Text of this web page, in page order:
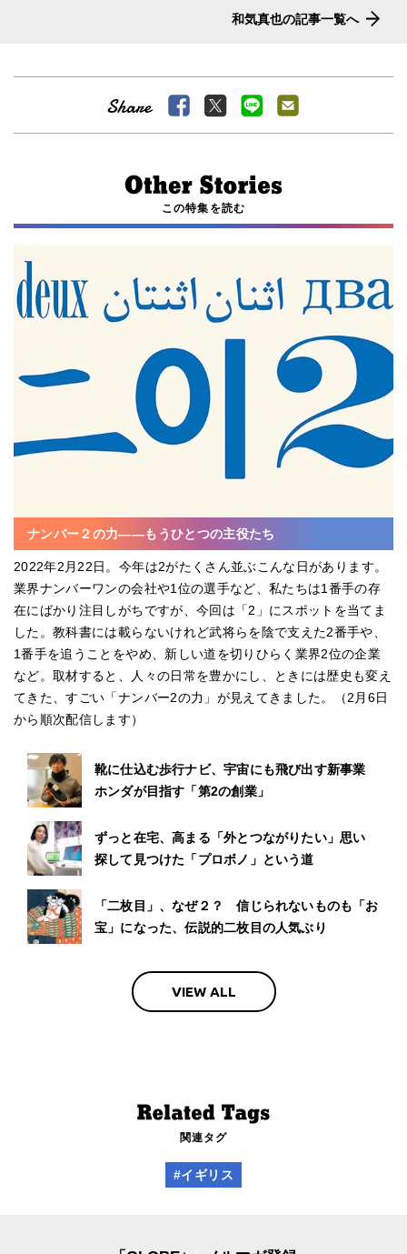
和気真也の記事一覧へ
この特集を読む
ナンバー２の力――もうひとつの主役たち
2022年2月22日。今年は2がたくさん並ぶこんな日があります。
業界ナンバーワンの会社や1位の選手など、私たちは1番手の存
在にばかり注目しがちですが、今回は「2」にスポットを当てま
した。教科書には載らないけれど武将らを陰で支えた2番手や、
1番手を追うことをやめ、新しい道を切りひらく業界2位の企業
など。取材すると、人々の日常を豊かにし、ときには歴史も変え
てきた、すごい「ナンバー2の力」が見えてきました。（2月6日
から順次配信します）
靴に仕込む歩行ナビ、宇宙にも飛び出す新事業
ホンダが目指す「第2の創業」
ずっと在宅、高まる「外とつながりたい」思い
探して見つけた「プロボノ」という道
「二枚目」、なぜ２？ 信じられないものも「お
宝」になった、伝説的二枚目の人気ぶり
VIEW ALL
関連タグ
#イギリス